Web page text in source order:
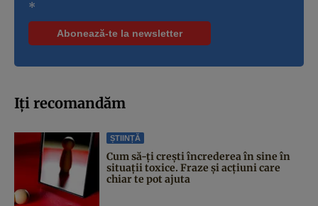
*
Iți recomandăm
ȘTIINȚĂ
Cum să-ți crești încrederea în sine în
situații toxice. Fraze și acțiuni care
chiar te pot ajuta